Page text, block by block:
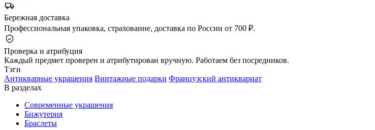
Бережная доставка
Профессиональная упаковка, страхование, доставка по России от 700 ₽.
Проверка и атрибуция
Каждый предмет проверен и атрибутирован вручную. Работаем без посредников.
Тэги
Антикварные украшения Винтажные подарки Французский антиквариат
В разделах
Современные украшения
Бижутерия
Браслеты